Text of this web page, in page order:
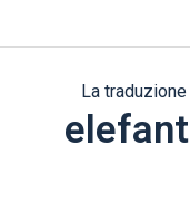
La traduzione
elefant